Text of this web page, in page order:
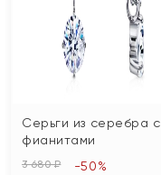
Серьги из серебра с
фианитами
3 680 ₽ -50%